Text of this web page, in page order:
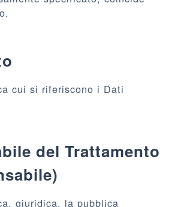
cui si riferiscono i Dati
del Trattamento
giuridica, la pubblica